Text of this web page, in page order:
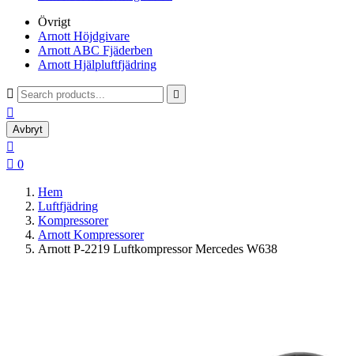
Övrigt
Arnott Höjdgivare
Arnott ABC Fjäderben
Arnott Hjälpluftfjädring
 

Avbryt

 0
Hem
Luftfjädring
Kompressorer
Arnott Kompressorer
Arnott P-2219 Luftkompressor Mercedes W638